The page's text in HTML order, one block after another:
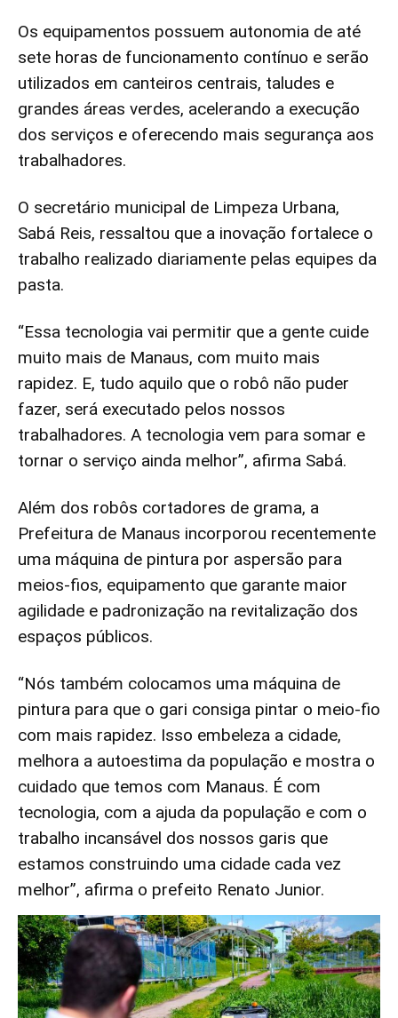
Os equipamentos possuem autonomia de até
sete horas de funcionamento contínuo e serão
utilizados em canteiros centrais, taludes e
grandes áreas verdes, acelerando a execução
dos serviços e oferecendo mais segurança aos
trabalhadores.
O secretário municipal de Limpeza Urbana,
Sabá Reis, ressaltou que a inovação fortalece o
trabalho realizado diariamente pelas equipes da
pasta.
“Essa tecnologia vai permitir que a gente cuide
muito mais de Manaus, com muito mais
rapidez. E, tudo aquilo que o robô não puder
fazer, será executado pelos nossos
trabalhadores. A tecnologia vem para somar e
tornar o serviço ainda melhor”, afirma Sabá.
Além dos robôs cortadores de grama, a
Prefeitura de Manaus incorporou recentemente
uma máquina de pintura por aspersão para
meios-fios, equipamento que garante maior
agilidade e padronização na revitalização dos
espaços públicos.
“Nós também colocamos uma máquina de
pintura para que o gari consiga pintar o meio-fio
com mais rapidez. Isso embeleza a cidade,
melhora a autoestima da população e mostra o
cuidado que temos com Manaus. É com
tecnologia, com a ajuda da população e com o
trabalho incansável dos nossos garis que
estamos construindo uma cidade cada vez
melhor”, afirma o prefeito Renato Junior.